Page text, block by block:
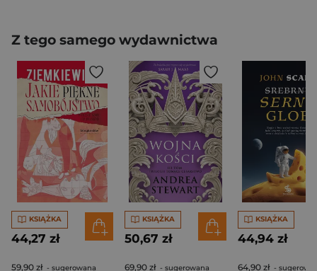
Z tego samego wydawnictwa
KSIĄŻKA
44,27 zł
59,90 zł - sugerowana
KSIĄŻKA
50,67 zł
69,90 zł - sugerowana
KSIĄŻKA
44,94 zł
64,90 zł -